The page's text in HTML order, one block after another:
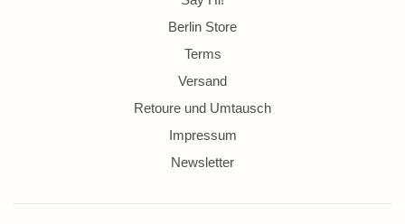
Berlin Store
Terms
Versand
Retoure und Umtausch
Impressum
Newsletter